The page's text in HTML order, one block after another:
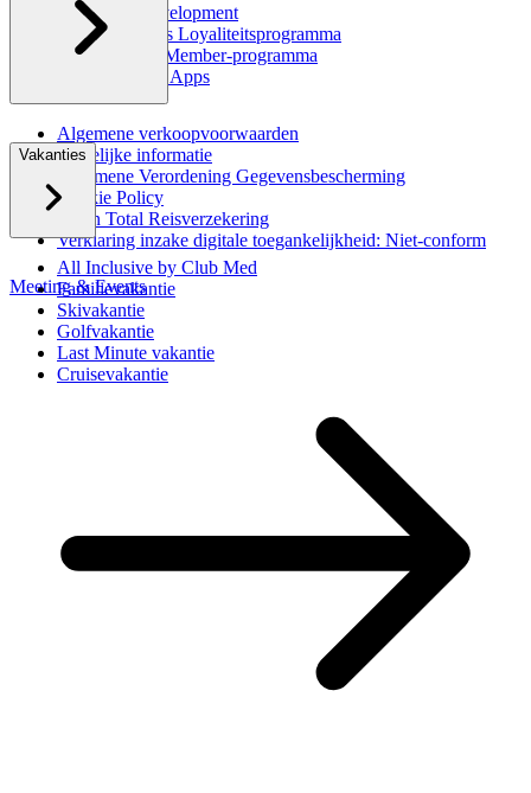
Club Med Development
Great Members Loyaliteitsprogramma
Member Gets Member-programma
iPhone & iPad Apps
Algemene verkoopvoorwaarden
Wettelijke informatie
Algemene Verordening Gegevensbescherming
Cookie Policy
Ecran Total Reisverzekering
Verklaring inzake digitale toegankelijkheid: Niet-conform
Vakanties
All Inclusive by Club Med
Familievakantie
Skivakantie
Golfvakantie
Last Minute vakantie
Cruisevakantie
Meeting & Events